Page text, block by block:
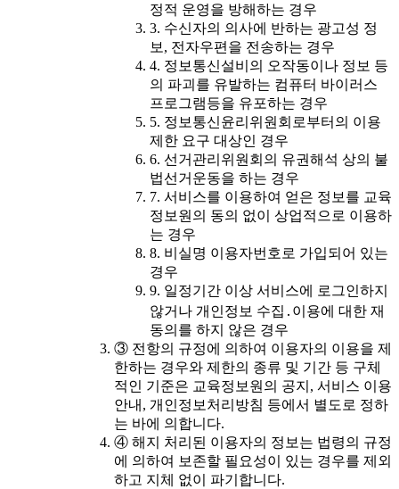
정적 운영을 방해하는 경우
3. 수신자의 의사에 반하는 광고성 정
보, 전자우편을 전송하는 경우
4. 정보통신설비의 오작동이나 정보 등
의 파괴를 유발하는 컴퓨터 바이러스
프로그램등을 유포하는 경우
5. 정보통신윤리위원회로부터의 이용
제한 요구 대상인 경우
6. 선거관리위원회의 유권해석 상의 불
법선거운동을 하는 경우
7. 서비스를 이용하여 얻은 정보를 교육
정보원의 동의 없이 상업적으로 이용하
는 경우
8. 비실명 이용자번호로 가입되어 있는
경우
9. 일정기간 이상 서비스에 로그인하지
않거나 개인정보 수집․이용에 대한 재
동의를 하지 않은 경우
③ 전항의 규정에 의하여 이용자의 이용을 제
한하는 경우와 제한의 종류 및 기간 등 구체
적인 기준은 교육정보원의 공지, 서비스 이용
안내, 개인정보처리방침 등에서 별도로 정하
는 바에 의합니다.
④ 해지 처리된 이용자의 정보는 법령의 규정
에 의하여 보존할 필요성이 있는 경우를 제외
하고 지체 없이 파기합니다.